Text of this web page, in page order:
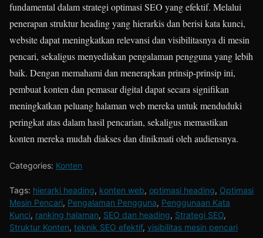
fundamental dalam strategi optimasi SEO yang efektif. Melalui
penerapan struktur heading yang hierarkis dan berisi kata kunci,
website dapat meningkatkan relevansi dan visibilitasnya di mesin
pencari, sekaligus menyediakan pengalaman pengguna yang lebih
baik. Dengan memahami dan menerapkan prinsip-prinsip ini,
pembuat konten dan pemasar digital dapat secara signifikan
meningkatkan peluang halaman web mereka untuk menduduki
peringkat atas dalam hasil pencarian, sekaligus memastikan
konten mereka mudah diakses dan dinikmati oleh audiensnya.
Categories: Konten
Tags: hierarki heading, konten web, optimasi heading, Optimasi
Mesin Pencari, Pengalaman Pengguna, Penggunaan Kata
Kunci, ranking halaman, SEO dan heading, Strategi SEO,
Struktur Konten, teknik SEO efektif, visibilitas mesin pencari